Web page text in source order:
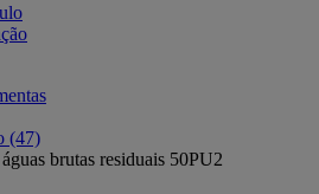
(47)
brutas residuais 50PU2